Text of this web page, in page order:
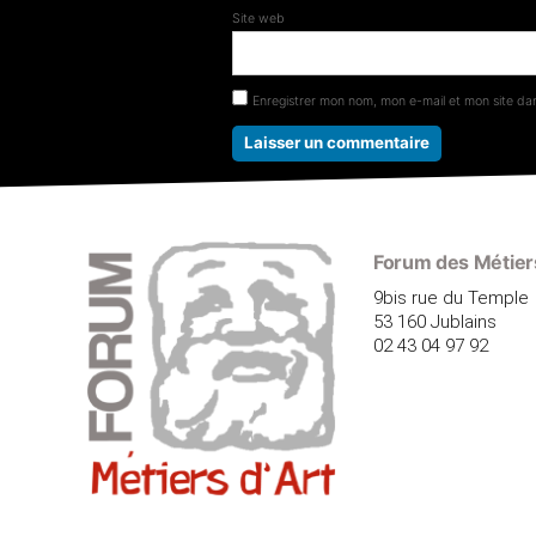
Site web
Enregistrer mon nom, mon e-mail et mon site
Forum des
9bis rue du Temple
53 160 Jublains
02 43 04 97 92